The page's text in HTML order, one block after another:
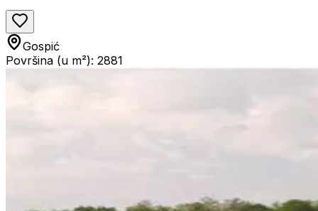
Gospić
Površina (u m²): 2881